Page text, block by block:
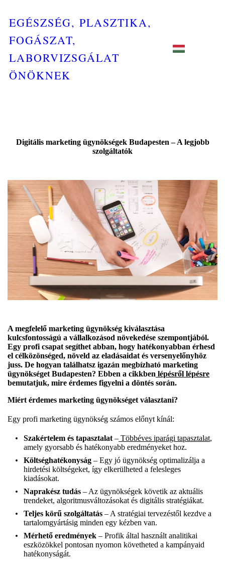
EGÉSZSÉG, PLASZTIKA,
FOGÁSZAT,
LABORVIZSGÁLAT
ÖNÖKNEK
Digitális marketing ügynökségek Budapesten – A legjobb
szolgáltatók
A megfelelő marketing ügynökség kiválasztása
kulcsfontosságú a vállalkozásod növekedése szempontjából.
Egy profi csapat segíthet abban, hogy hatékonyabban érhesd
el célközönséged, növeld az eladásaidat és versenyelőnyhöz
juss. De hogyan találhatsz igazán megbízható marketing
ügynökséget Budapesten? Ebben a cikkben lépésről lépésre
bemutatjuk, mire érdemes figyelni a döntés során.
Miért érdemes marketing ügynökséget választani?
Egy profi marketing ügynökség számos előnyt kínál:
Szakértelem és tapasztalat – Többéves iparági tapasztalat,
amely gyorsabb és hatékonyabb eredményeket hoz.
Költséghatékonyság – Egy jó ügynökség optimalizálja a
hirdetési költségeket, így elkerülheted a felesleges
kiadásokat.
Naprakész tudás – Az ügynökségek követik az aktuális
trendeket, algoritmusváltozásokat és digitális stratégiákat.
Teljes körű szolgáltatás – A stratégiai tervezéstől kezdve a
tartalomgyártásig minden egy kézben van.
Mérhető eredmények – Profik által használt analitikai
eszközökkel pontosan nyomon követheted a kampányaid
hatékonyságát.